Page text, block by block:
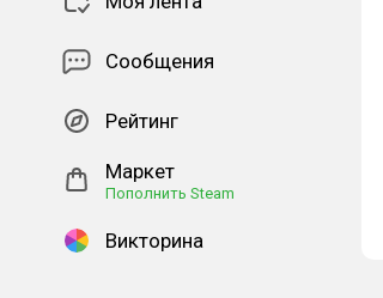
Сообщения
Рейтинг
Маркет
Пополнить Steam
Викторина